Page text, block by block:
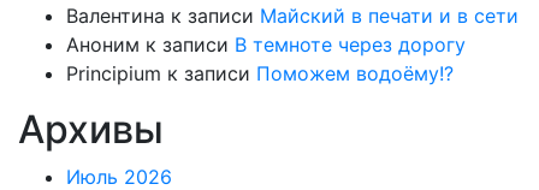
Валентина к записи Майский в печати и в сети
Аноним к записи В темноте через дорогу
Principium к записи Поможем водоёму!?
Архивы
Июль 2026